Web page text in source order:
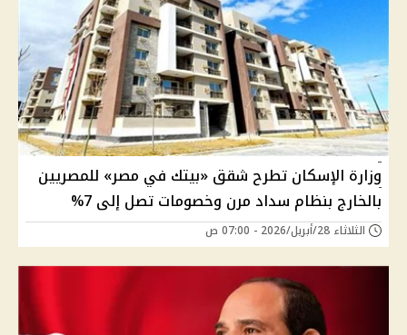
وزارة الإسكان تطرح شقق «بيتك في مصر» للمصريين
بالخارج بنظام سداد مرن وخصومات تصل إلى 7%
الثلاثاء 28/أبريل/2026 - 07:00 ص